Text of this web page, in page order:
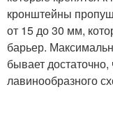
кронштейны
от 15 до 30 мм,
барьер.
бывает
лавинообразного